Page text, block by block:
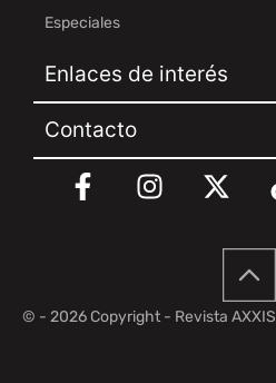
Especiales
Enlaces de interés
Contacto
© - 2026 Copyright - Revista AXXIS